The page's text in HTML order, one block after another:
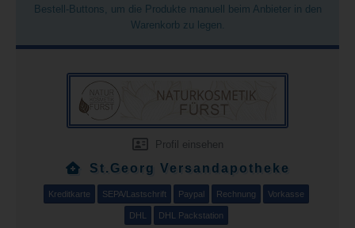
Bestell-Buttons, um die Produkte manuell beim Anbieter in den
Warenkorb zu legen.
Profil einsehen
St.Georg Versandapotheke
Kreditkarte SEPA/Lastschrift Paypal Rechnung Vorkasse
DHL DHL Packstation